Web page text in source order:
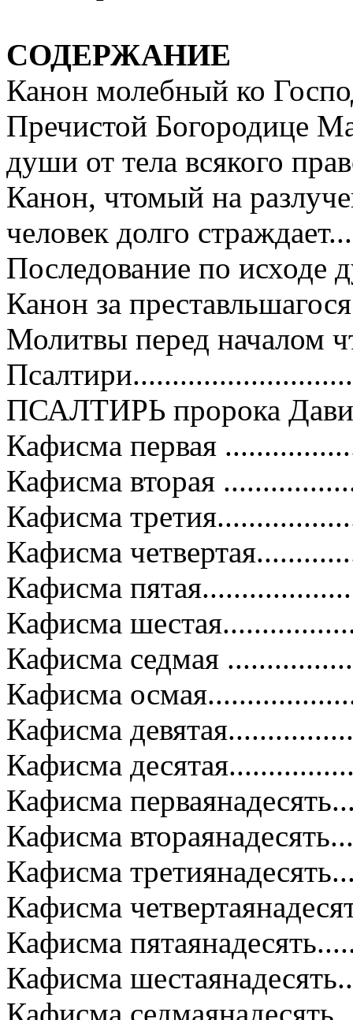
СОДЕРЖАНИЕ
Канон молебный ко
Пречистой Богородице
души от тела всякого
Канон, чтомый на
человек долго
Последование по исходе
Канон за
Молитвы перед началом
ПСАЛТИРЬ пророка
Кафисма первая
Кафисма вторая
Кафисма
Кафисма
Кафисма
Кафисма
Кафисма седмая
Кафисма
Кафисма
Кафисма
Кафисма
Кафисма
Кафисма
Кафисма
Кафисма
Кафисма
Кафисма седмаянадесять